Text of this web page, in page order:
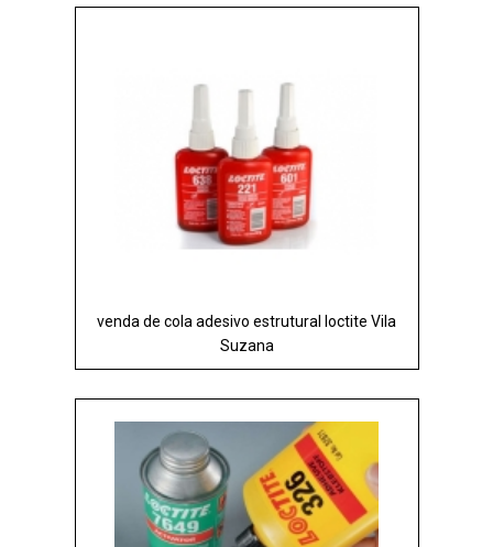
venda de cola adesivo estrutural loctite Vila
Suzana